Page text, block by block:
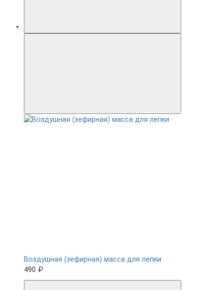
Воздушная (зефирная) масса для лепки
490 ₽